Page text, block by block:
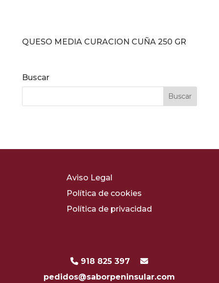
QUESO MEDIA CURACION CUÑA 250 GR
Buscar
Aviso Legal
Política de cookies
Política de privacidad
918 825 397
pedidos@saborpeninsular.com